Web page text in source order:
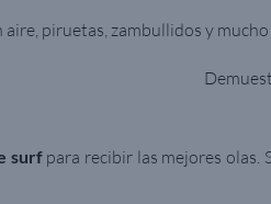
aire, piruetas, zambullidos y
surf para recibir las mejores olas.